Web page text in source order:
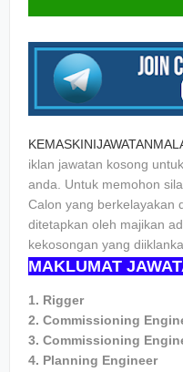
iklan jawatan kosong
anda. Untuk memohon
Calon yang berkelayakan
ditetapkan oleh majikan
kekosongan yang
MAKLUMAT
1. Rigger
2. Commissioning
3. Commissioning
4. Planning Engineer